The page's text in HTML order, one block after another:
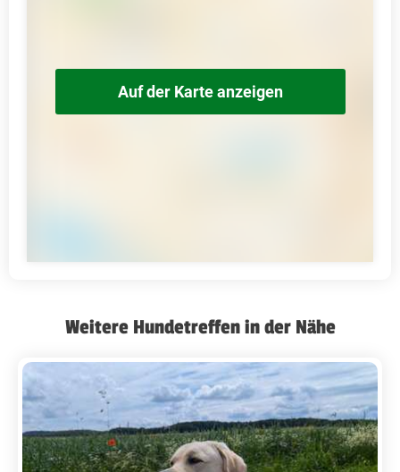
Auf der Karte anzeigen
Weitere Hundetreffen in der Nähe